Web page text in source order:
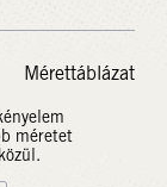
Mérettáblázat
méretet